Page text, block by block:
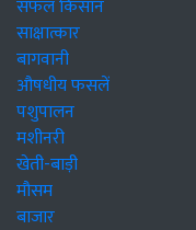
सफल किसान
साक्षात्कार
बागवानी
औषधीय फसलें
पशुपालन
मशीनरी
खेती-बाड़ी
मौसम
बाजार